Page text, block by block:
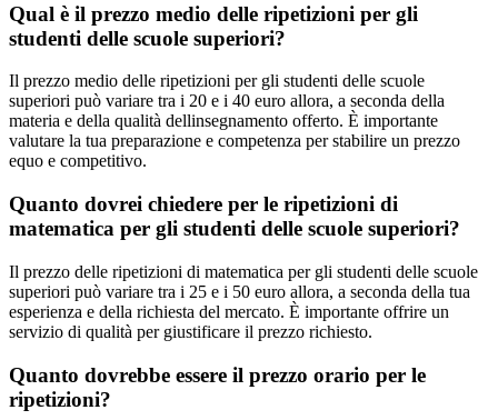
Qual è il prezzo medio delle ripetizioni per gli
studenti delle scuole superiori?
Il prezzo medio delle ripetizioni per gli studenti delle scuole
superiori può variare tra i 20 e i 40 euro allora, a seconda della
materia e della qualità dellinsegnamento offerto. È importante
valutare la tua preparazione e competenza per stabilire un prezzo
equo e competitivo.
Quanto dovrei chiedere per le ripetizioni di
matematica per gli studenti delle scuole superiori?
Il prezzo delle ripetizioni di matematica per gli studenti delle scuole
superiori può variare tra i 25 e i 50 euro allora, a seconda della tua
esperienza e della richiesta del mercato. È importante offrire un
servizio di qualità per giustificare il prezzo richiesto.
Quanto dovrebbe essere il prezzo orario per le
ripetizioni?